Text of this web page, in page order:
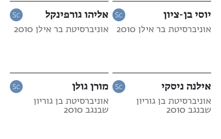
יוסי בן-ציון
אוניברסיטת בר אילן 2010
אליהו גורפינקל
אוניברסיטת בר אילן 2010
אילנה ניסקי
אוניברסיטת בן גוריון
שבנגב 2010
מורן גולן
אוניברסיטת בן גוריון
שבנגב 2010